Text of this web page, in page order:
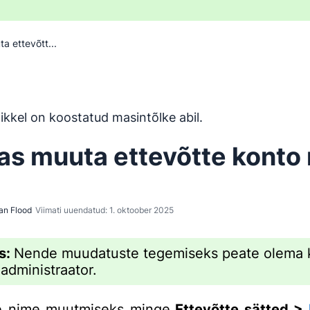
ettevõtt...
tõlgitud inglise keelest masintõlketööriistaga ja
on koostatud masintõlke abil.
muuta ettevõtte konto
Flood Viimati uuendatud: 1. oktoober 2025
Nende muudatuste tegemiseks peate olema